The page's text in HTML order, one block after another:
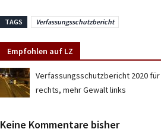
TAGS Verfassungsschutzbericht
Empfohlen auf LZ
Verfassungsschutzbericht 2020
rechts, mehr Gewalt links
Keine Kommentare bisher